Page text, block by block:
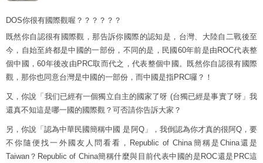
DOS你很有國際觀喔？？？？？？
既然你自認很有國際觀，那告訴你國際的認知是，台灣、大陸自二戰後至
今，自始至終都是中國的一部份，不同的是，民國60年前是由ROC代表整
個中國，60年後改由PRC取而代之，代表整個中國。既然你自認很有國際
觀，那你也同意台灣是中國的一部份，而中國是指PRC囉？！
又，你說「我们已經有一個獨立自主的國家了呀 (台獨已經是事實了呀」我
還真不知這是哪一國的國際觀？可否請你告訴大家？
另，你說「認為中華民國簡稱中國 是阿Q」，我倒認為你才真的很阿Q，要
不你隨便找一外國友人問看看，Republic of China簡稱是China還是
Taiwan？Republic of China簡稱什麼與目前代表中國的是ROC還是PRC這